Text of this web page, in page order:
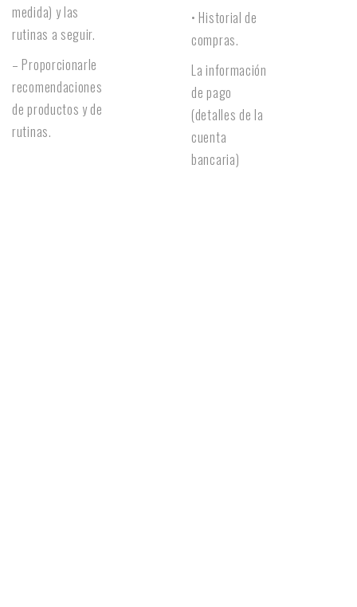
medida) y las
rutinas a seguir.
– Proporcionarle
recomendaciones
de productos y de
rutinas.
• Historial de
compras.
La información
de pago
(detalles de la
cuenta
bancaria)